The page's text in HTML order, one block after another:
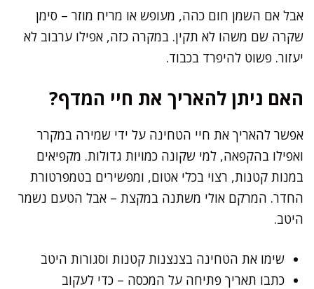
אבל אם השמן חום כהה, מעופש או מריח מוזר – סימן
שקרה שם משהו לא תקין. במקרה כזה, אפילו ערבוב לא
יעזור. פשוט להיפרד בכבוד.
האם ניתן להאריך את חיי המדף?
אפשר להאריך את חיי הטחינה על ידי שמירה במקרר
ואפילו בהקפאה, למי שקונה כמויות גדולות. מקפיאים
במנות קטנות, רצוי בכלי אטום, ומפשירים בטמפרטורת
החדר. המרקם אולי משתנה במקצת – אבל הטעם נשמר
היטב.
שימו את הטחינה בצנצנות קטנות וסגורות היטב
כתבו תאריך פתיחה על המכסה – כדי לעקוב